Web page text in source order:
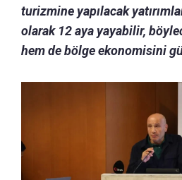
turizmine yapılacak
olarak 12 aya yayabilir,
hem de bölge ekonomisini